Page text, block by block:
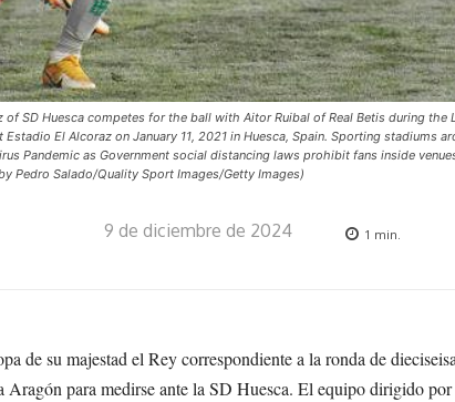
of SD Huesca competes for the ball with Aitor Ruibal of Real Betis during the
El Alcoraz on January 11, 2021 in Huesca, Spain. Sporting stadiums
Pandemic as Government social distancing laws prohibit fans inside
Pedro Salado/Quality Sport Images/Getty Images)
9 de diciembre de 2024 1 min.
de su majestad el Rey correspondiente a la ronda de
Aragón para medirse ante la SD Huesca. El equipo dirigido